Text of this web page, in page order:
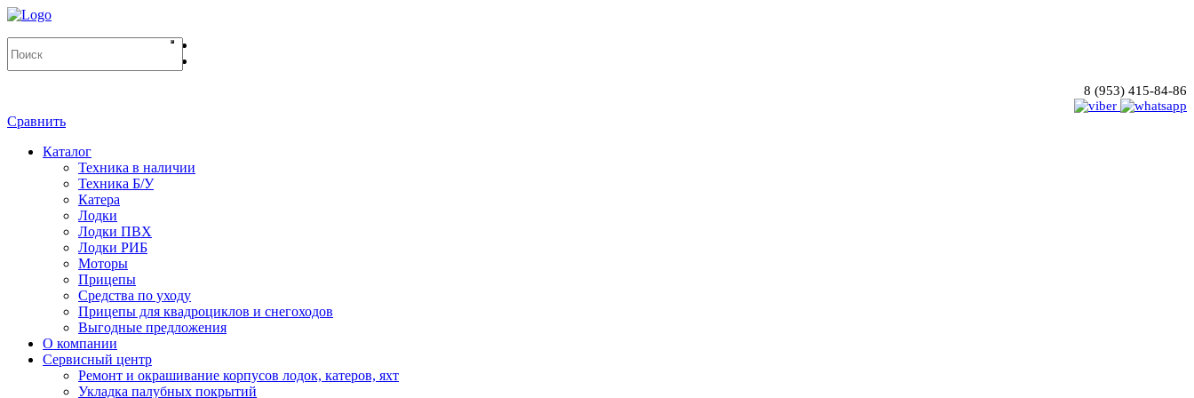
8 (953) 415-84-86
Сравнить
Каталог
Техника в наличии
Техника Б/У
Катера
Лодки
Лодки ПВХ
Лодки РИБ
Моторы
Прицепы
Средства по уходу
Прицепы для квадроциклов и снегоходов
Выгодные предложения
О компании
Сервисный центр
Ремонт и окрашивание корпусов лодок, катеров, яхт
Укладка палубных покрытий